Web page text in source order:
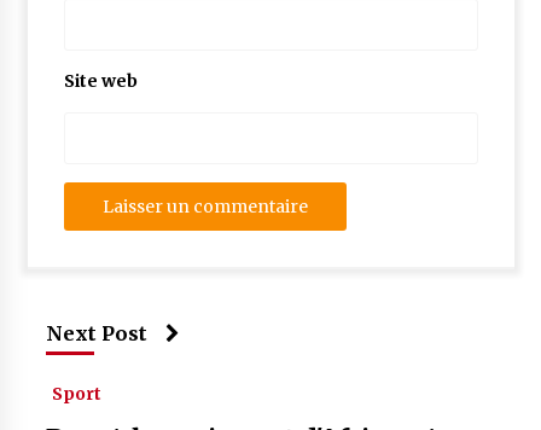
Site web
Next Post
Sport